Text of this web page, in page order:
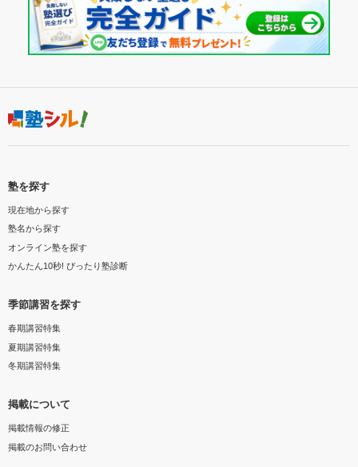
塾を探す
現在地から探す
塾名から探す
オンライン塾を探す
かんたん10秒! ぴったり塾診断
季節講習を探す
春期講習特集
夏期講習特集
冬期講習特集
掲載について
掲載情報の修正
掲載のお問い合わせ